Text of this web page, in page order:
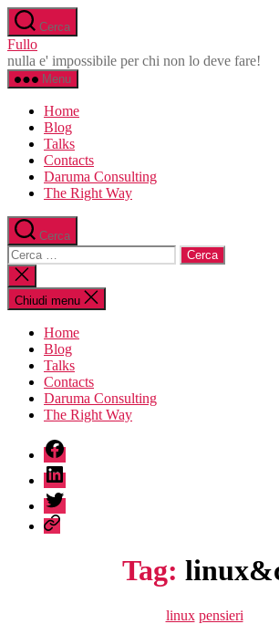
Salta
al
contenuto
Cerca
Fullo
nulla e' impossibile per chi non lo deve fare!
Menu
Home
Blog
Talks
Contacts
Daruma Consulting
The Right Way
Cerca
Cerca:
Chiudi
la
ricerca
Chiudi menu
Home
Blog
Talks
Contacts
Daruma Consulting
The Right Way
fb
linkedin
twitter
sessionize
Tag:
Categorie
linux pensieri